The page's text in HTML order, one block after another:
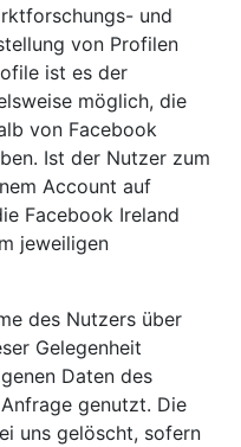
und
von Profilen
ist es der
möglich, die
von Facebook
Ist der Nutzer zum
Account auf
Facebook Ireland
jeweiligen
des Nutzers über
Gelegenheit
Daten des
genutzt. Die
uns gelöscht, sofern